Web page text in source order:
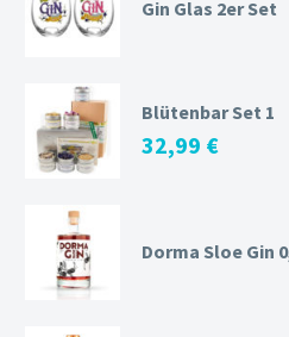
Gin Glas 2er Set
Blütenbar Set 1
32,99 €
Dorma Sloe Gin